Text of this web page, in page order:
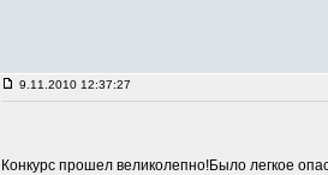
9.11.2010 12:37:27
Конкурс прошел великолепно!Было легкое